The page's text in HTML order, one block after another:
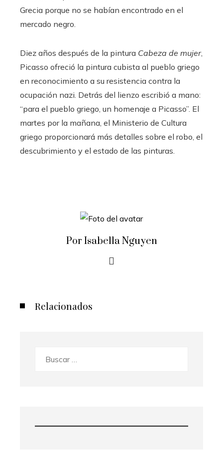
Grecia porque no se habían encontrado en el
mercado negro.
Diez años después de la pintura Cabeza de mujer,
Picasso ofreció la pintura cubista al pueblo griego
en reconocimiento a su resistencia contra la
ocupación nazi. Detrás del lienzo escribió a mano:
“para el pueblo griego, un homenaje a Picasso”. El
martes por la mañana, el Ministerio de Cultura
griego proporcionará más detalles sobre el robo, el
descubrimiento y el estado de las pinturas.
Por Isabella Nguyen
Relacionados